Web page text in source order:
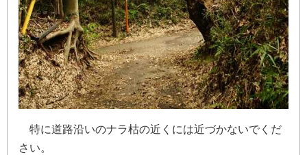
特に道路沿いのナラ枯の近 く には近づかないで く だ
さ い。